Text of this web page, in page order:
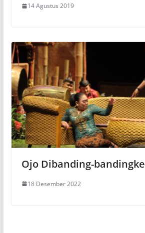
14 Agustus 2019
Ojo Dibanding-bandingke
18 Desember 2022